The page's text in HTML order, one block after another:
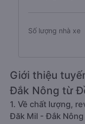
Số lượng nhà xe
Giới thiệu
Đắk Nông từ
1. Về chất lượng,
Đăk Mil - Đắk Nông